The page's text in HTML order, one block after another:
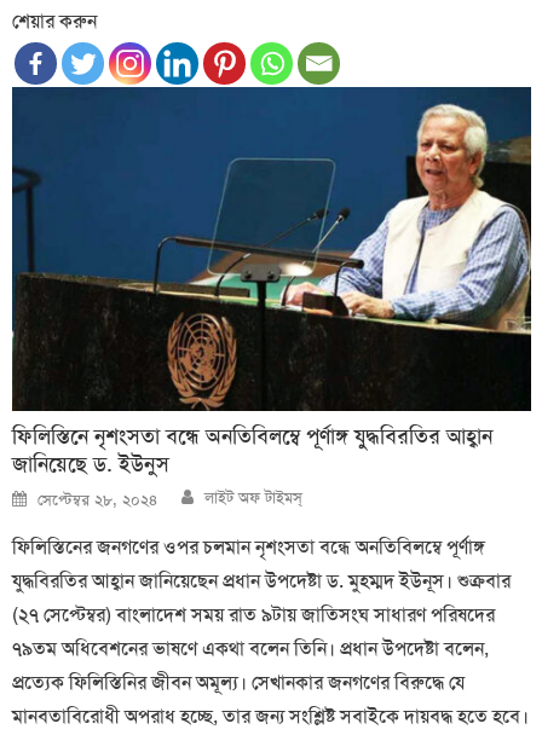
শেয়ার করুন
ফিলিস্তিনে নৃশংসতা বন্ধে অনতিবিলম্বে পূর্ণাঙ্গ যুদ্ধবিরতির আহ্বান
জানিয়েছে ড. ইউনুস
Posted
on
সেপ্টেম্বর ২৮, ২০২৪ Author
লাইট অফ টাইমস্
ফিলিস্তিনের জনগণের ওপর চলমান নৃশংসতা বন্ধে অনতিবিলম্বে পূর্ণাঙ্গ
যুদ্ধবিরতির আহ্বান জানিয়েছেন প্রধান উপদেষ্টা ড. মুহম্মদ ইউনূস। শুক্রবার
(২৭ সেপ্টেম্বর) বাংলাদেশ সময় রাত ৯টায় জাতিসংঘ সাধারণ পরিষদের
৭৯তম অধিবেশনের ভাষণে একথা বলেন তিনি। প্রধান উপদেষ্টা বলেন,
প্রত্যেক ফিলিস্তিনির জীবন অমূল্য। সেখানকার জনগণের বিরুদ্ধে যে
মানবতাবিরোধী অপরাধ হচ্ছে, তার জন্য সংশ্লিষ্ট সবাইকে দায়বদ্ধ হতে হবে।